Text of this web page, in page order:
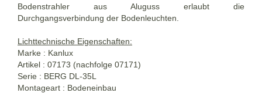
Bodenstrahler aus Aluguss erlaubt die
Durchgangsverbindung der Bodenleuchten.
Lichttechnische Eigenschaften:
Marke : Kanlux
Artikel : 07173 (nachfolge 07171)
Serie : BERG DL-35L
Montageart : Bodeneinbau